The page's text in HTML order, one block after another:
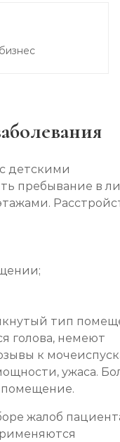
детскими
пребывание в
тип
голова, немеют
к
ужаса.
помещение.
жалоб